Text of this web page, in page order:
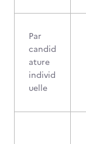
Par
candid
ature
individ
uelle